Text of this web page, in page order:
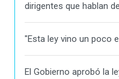
dirigentes que hablan
"Esta ley vino un poco
El Gobierno aprobó la